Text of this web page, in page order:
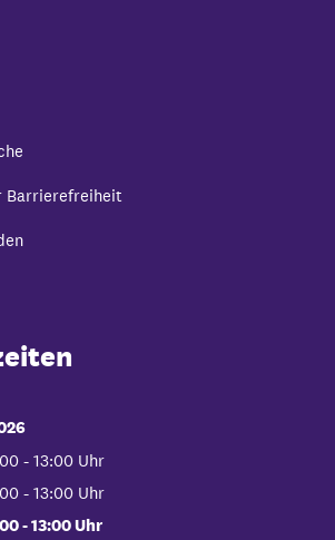
Barrierefreiheit
- 13:00 Uhr
07:00 bis 13:00 Uhr
- 13:00 Uhr
07:00 bis 13:00 Uhr
-13:00Uhr